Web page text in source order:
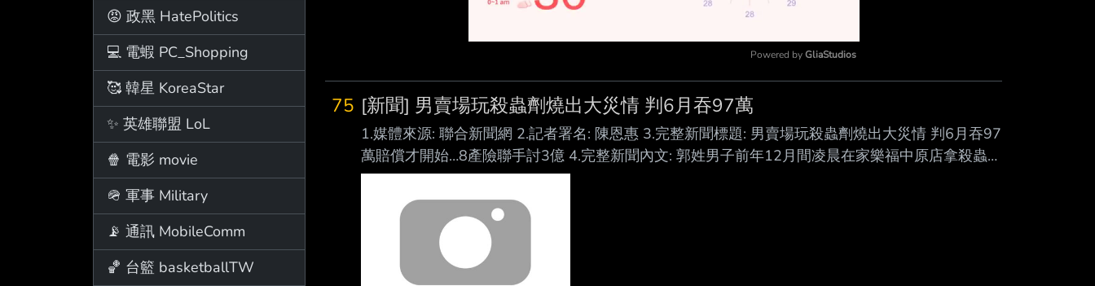
😡 政黑 HatePolitics
💻 電蝦 PC_Shopping
🥰 韓星 KoreaStar
✨ 英雄聯盟 LoL
🍿 電影 movie
🪖 軍事 Military
📡 通訊 MobileComm
🏀 台籃 basketballTW
Powered by GliaStudios
75 [新聞] 男賣場玩殺蟲劑燒出大災情 判6月吞97萬
1.媒體來源: 聯合新聞網 2.記者署名: 陳恩惠 3.完整新聞標題: 男賣場玩殺蟲劑燒出大災情 判6月吞97
萬賠償才開始…8產險聯手討3億 4.完整新聞內文: 郭姓男子前年12月間凌晨在家樂福中原店拿殺蟲劑
朝打火機火焰噴射把玩，未確認火勢熄 滅便離開釀災，郭刑事部分判刑6月確定，後續民事求償接
踵而至，除新光產險已獲判97 萬餘元外，另有8家產險公司聯手追討3億7835萬餘元，天價賠償責
任尚待司法釐清。 判決指出，22歲郭男於2023年12月3日凌晨與友人前往家樂福中原店購物，在
清潔用品區 拿起貨架的殺蟲